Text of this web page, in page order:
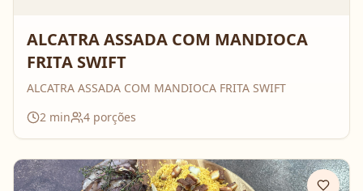
ALCATRA ASSADA COM MANDIOCA
FRITA SWIFT
ALCATRA ASSADA COM MANDIOCA FRITA SWIFT
2 min 4 porções